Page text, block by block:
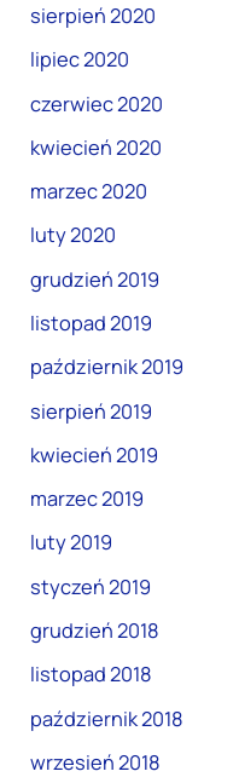
sierpień 2020
lipiec 2020
czerwiec 2020
kwiecień 2020
marzec 2020
luty 2020
grudzień 2019
listopad 2019
październik 2019
sierpień 2019
kwiecień 2019
marzec 2019
luty 2019
styczeń 2019
grudzień 2018
listopad 2018
październik 2018
wrzesień 2018